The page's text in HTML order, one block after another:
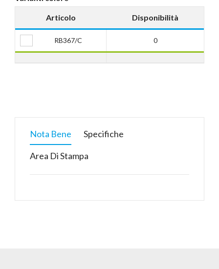
Articolo Disponibilità
RB367/C 0
Nota Bene Specifiche
Area Di Stampa